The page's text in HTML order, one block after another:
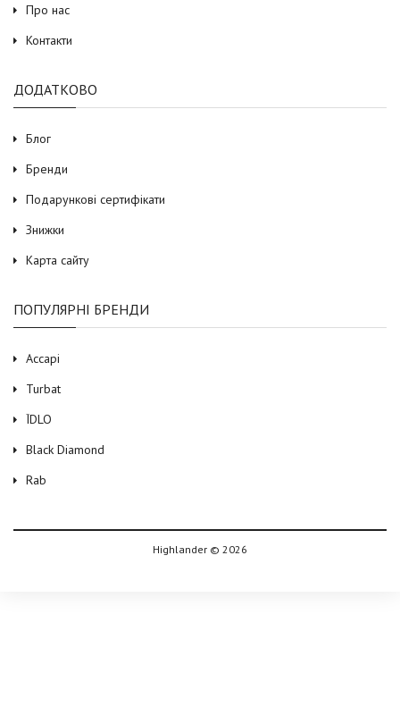
Про нас
Контакти
ДОДАТКОВО
Блог
Бренди
Подарункові сертифікати
Знижки
Карта сайту
ПОПУЛЯРНІ БРЕНДИ
Accapi
Turbat
ЇDLO
Black Diamond
Rab
Highlander © 2026